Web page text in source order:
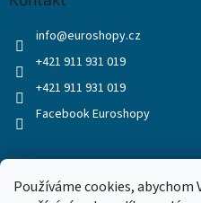
Používáme cookies,
info@euroshopy.cz
+421 911 931 019
+421 911 931 019
Facebook Euroshopy